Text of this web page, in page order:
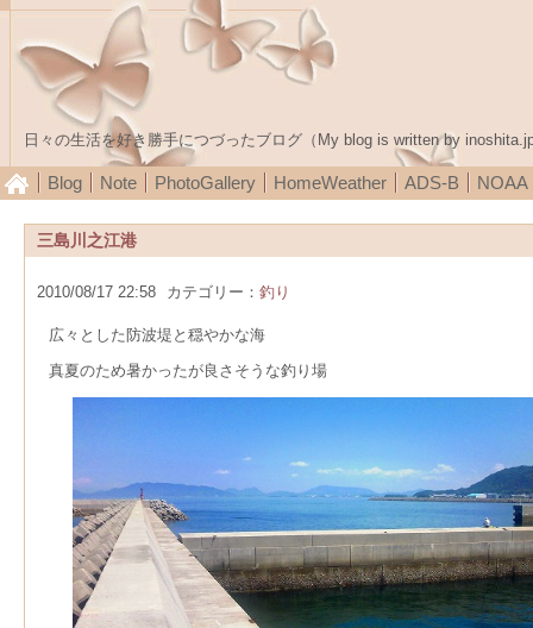
日々の生活を好き勝手につづったブログ（My blog is written by
Blog Note PhotoGallery HomeWeather ADS-B NOAA
三島川之江港
2010/08/17 22:58 カテゴリー： 釣り
広々とした防波堤と穏やかな海
真夏のため暑かったが良さそうな釣り場